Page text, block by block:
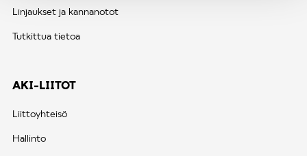
Linjaukset ja kannanotot
Tutkittua tietoa
AKI-LIITOT
Liittoyhteisö
Hallinto